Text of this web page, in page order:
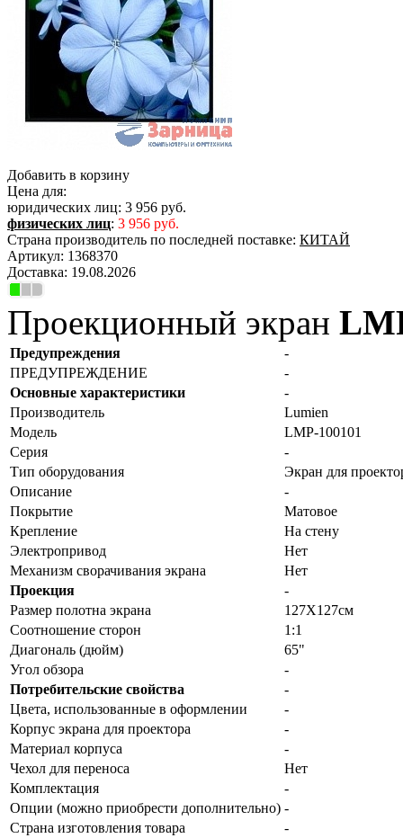
Добавить в корзину
Цена для:
юридических лиц: 3 956 руб.
физических лиц: 3 956 руб.
Страна производитель по последней поставке: КИТАЙ
Артикул: 1368370
Доставка: 19.08.2026
Проекционный экран
Предупреждения
-
ПРЕДУПРЕЖДЕНИЕ
-
Основные характеристики
-
Производитель
Lumien
Модель
LMP-100101
Серия
-
Тип оборудования
Экран для
Описание
-
Покрытие
Матовое
Крепление
На стену
Электропривод
Нет
Механизм сворачивания экрана
Нет
Проекция
-
Размер полотна экрана
127X127см
Соотношение сторон
1:1
Диагональ (дюйм)
65"
Угол обзора
-
Потребительские свойства
-
Цвета, использованные в оформлении
-
Корпус экрана для проектора
-
Материал корпуса
-
Чехол для переноса
Нет
Комплектация
-
Опции (можно приобрести дополнительно) -
Страна изготовления товара
-